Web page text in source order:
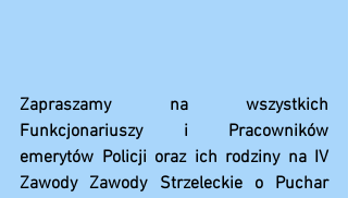
Zapraszamy na wszystkich
Funkcjonariuszy i Pracowników
emerytów Policji oraz ich rodziny na IV
Zawody Zawody Strzeleckie o Puchar